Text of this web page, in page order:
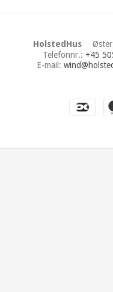
HolstedHus
Telefonnr.: +45
E-mail :